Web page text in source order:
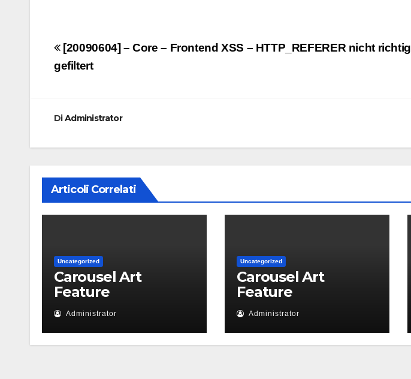
Navigazione
articoli
[20090604] – Core – Frontend XSS – HTTP_REFERER nicht richtig
gefiltert
DiAdministrator
Articoli Correlati
Uncategorized
Carousel Art
Feature
Administrator
Uncategorized
Carousel Art
Feature
Administrator